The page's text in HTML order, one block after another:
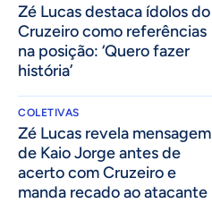
Zé Lucas destaca ídolos do
Cruzeiro como referências
na posição: ‘Quero fazer
história’
COLETIVAS
Zé Lucas revela mensagem
de Kaio Jorge antes de
acerto com Cruzeiro e
manda recado ao atacante